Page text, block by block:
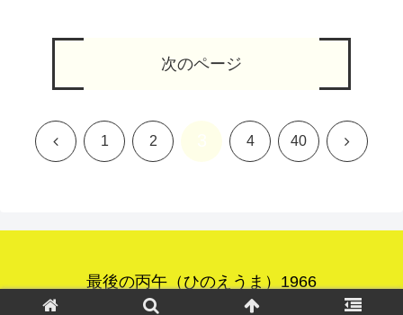
次のページ
前 1 2 4 40 次
最後の丙午（ひのえうま）1966
© 2025 最後の丙午（ひのえうま）1966.